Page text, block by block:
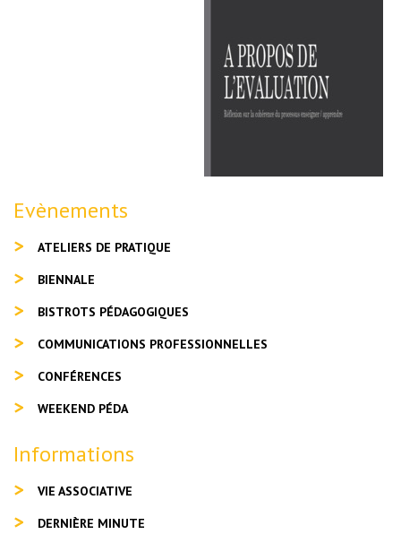
Evènements
ATELIERS DE PRATIQUE
BIENNALE
BISTROTS PÉDAGOGIQUES
COMMUNICATIONS PROFESSIONNELLES
CONFÉRENCES
WEEKEND PÉDA
Informations
VIE ASSOCIATIVE
DERNIÈRE MINUTE